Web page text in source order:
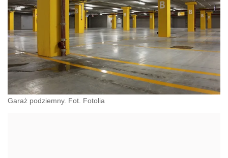
Garaż podziemny. Fot. Fotolia